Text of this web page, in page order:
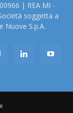
| REA MI -
soggetta a
Nuove S.p.A.